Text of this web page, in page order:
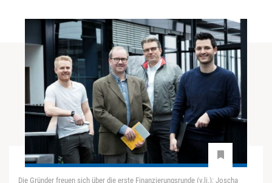
Die Gründer freuen sich über die erste Finanzierungsrunde (v.li.): Joscha